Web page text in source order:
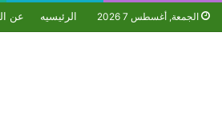
الجمعة, أغسطس 7 2026 الرئيسيه عن